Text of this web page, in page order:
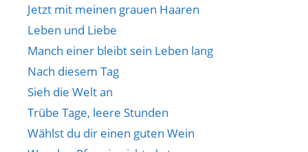
Jetzt mit meinen grauen Haaren
Leben und Liebe
Manch einer bleibt sein Leben lang
Nach diesem Tag
Sieh die Welt an
Trübe Tage, leere Stunden
Wählst du dir einen guten Wein